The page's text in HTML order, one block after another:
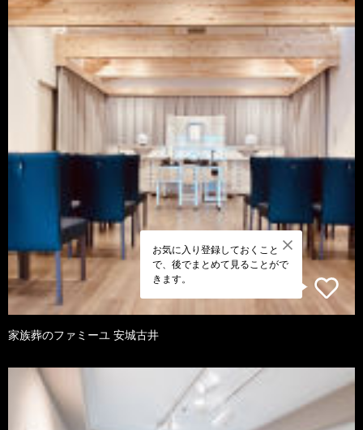
お気に入り登録しておくこと
で、後でまとめて見ることがで
きます。
家族葬のファミーユ 安城古井